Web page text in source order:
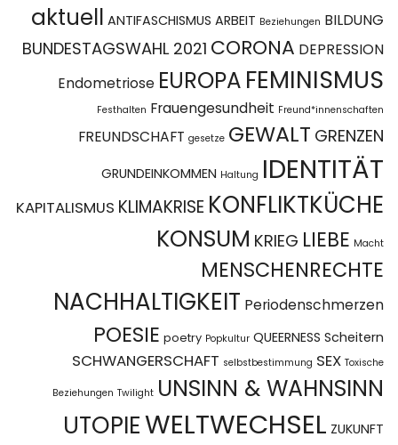
aktuell ANTIFASCHISMUS ARBEIT Beziehungen BILDUNG
BUNDESTAGSWAHL 2021 CORONA DEPRESSION
Endometriose EUROPA FEMINISMUS
Festhalten Frauengesundheit Freund*innenschaften
FREUNDSCHAFT gesetze GEWALT GRENZEN
GRUNDEINKOMMEN Haltung IDENTITÄT
KAPITALISMUS KLIMAKRISE KONFLIKTKÜCHE
KONSUM KRIEG LIEBE Macht
MENSCHENRECHTE
NACHHALTIGKEIT Periodenschmerzen
POESIE poetry Popkultur QUEERNESS Scheitern
SCHWANGERSCHAFT selbstbestimmung SEX Toxische
Beziehungen Twilight UNSINN & WAHNSINN
UTOPIEWELTWECHSEL ZUKUNFT